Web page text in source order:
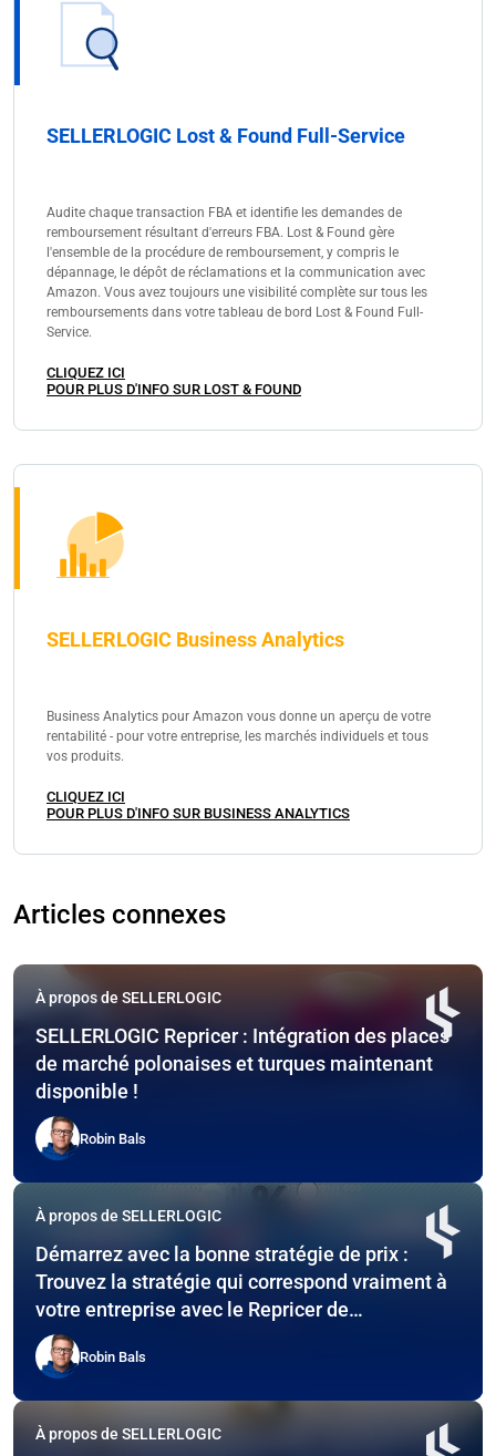
SELLERLOGIC Lost & Found Full-Service
Audite chaque transaction FBA et identifie les demandes de
remboursement résultant d'erreurs FBA. Lost & Found gère
l'ensemble de la procédure de remboursement, y compris le
dépannage, le dépôt de réclamations et la communication avec
Amazon. Vous avez toujours une visibilité complète sur tous les
remboursements dans votre tableau de bord Lost & Found Full-
Service.
CLIQUEZ ICI
POUR PLUS D'INFO SUR LOST & FOUND
SELLERLOGIC Business Analytics
Business Analytics pour Amazon vous donne un aperçu de votre
rentabilité - pour votre entreprise, les marchés individuels et tous
vos produits.
CLIQUEZ ICI
POUR PLUS D'INFO SUR BUSINESS ANALYTICS
Articles connexes
À propos de SELLERLOGIC
SELLERLOGIC Repricer : Intégration des places
de marché polonaises et turques maintenant
disponible !
Robin Bals
À propos de SELLERLOGIC
Démarrez avec la bonne stratégie de prix :
Trouvez la stratégie qui correspond vraiment à
votre entreprise avec le Repricer de
SELLERLOGIC – Y compris des exemples
pratiques !
Robin Bals
À propos de SELLERLOGIC